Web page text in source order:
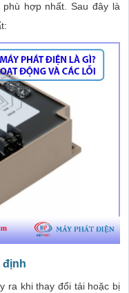
hợp nhất. Sau đây là
định
ra khi thay đổi tải hoặc bị